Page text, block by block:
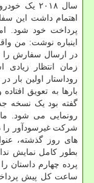
سال ۲۰۱۸
پرداخت خود شود.
اینباره نوشت: من
در ارسال سفارش را
زمان انتظار
بارها به تعویق
گفته بود یک نسخه
رونمایی می شود.
شرکت غیرسودآور را
های روز گذشته،
بطور کامل نمایش
ساعت کل پیش